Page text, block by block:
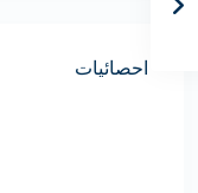
احصائيات